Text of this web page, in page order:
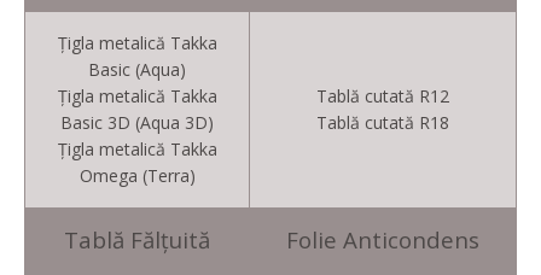
Ţigla metalică Takka
Basic (Aqua)
Ţigla metalică Takka
Basic 3D (Aqua 3D)
Ţigla metalică Takka
Omega (Terra)
Tablă cutată R12
Tablă cutată R18
Tablă Fălţuită Folie Anticondens